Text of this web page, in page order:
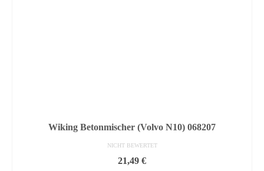
Wiking Betonmischer (Volvo N10) 068207
NICHT BEWERTET
21,49 €